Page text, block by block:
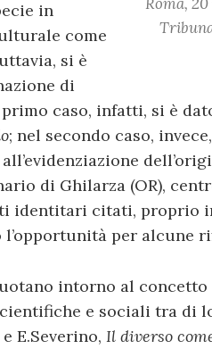
in
come
si è
di
caso, infatti, si è
; nel secondo caso,
di Ghilarza (OR),
identitari citati, proprio
per alcune
intorno al concetto
e sociali tra di
E.Severino, Il diverso